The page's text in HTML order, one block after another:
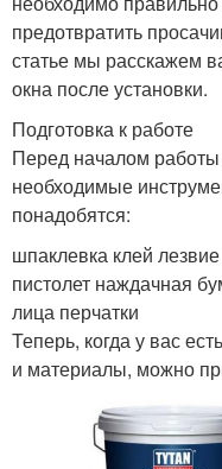
предотвратить
статье мы расскажем
окна после установки.
Подготовка к работе
Перед началом
необходимые
понадобятся:
шпаклевка клей
пистолет наждачная
лица перчатки
Теперь, когда у вас
и материалы, можно